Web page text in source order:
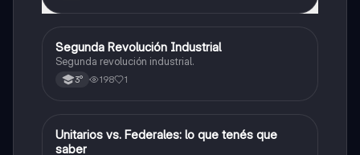
Historia
Segunda Revolución Industrial
Segunda revolución industrial.
3° 198 1
Historia
Unitarios vs. Federales: lo que tenés que
saber